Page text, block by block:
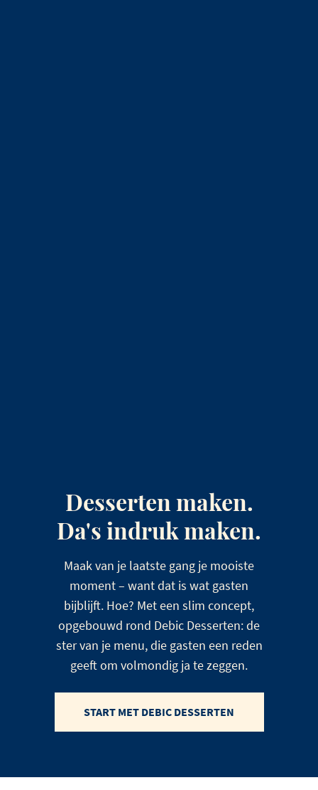
Desserten maken.
Da's indruk maken.
Maak van je laatste gang je mooiste
moment – want dat is wat gasten
bijblijft. Hoe? Met een slim concept,
opgebouwd rond Debic Desserten: de
ster van je menu, die gasten een reden
geeft om volmondig ja te zeggen.
START MET DEBIC DESSERTEN